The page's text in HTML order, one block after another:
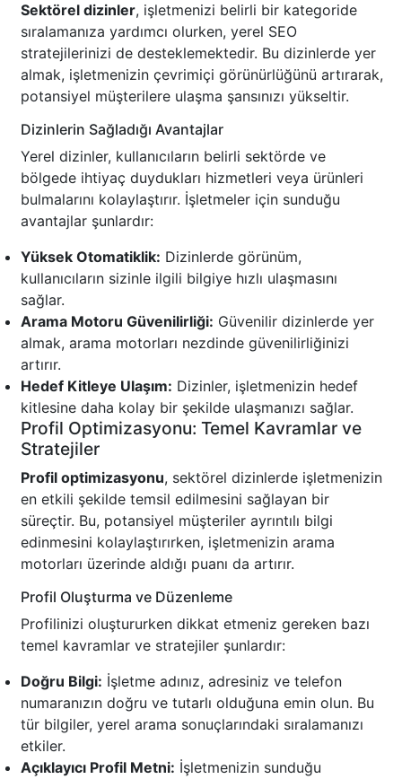
Sektörel dizinler, işletmenizi belirli bir kategoride
sıralamanıza yardımcı olurken, yerel SEO
stratejilerinizi de desteklemektedir. Bu dizinlerde yer
almak, işletmenizin çevrimiçi görünürlüğünü artırarak,
potansiyel müşterilere ulaşma şansınızı yükseltir.
Dizinlerin Sağladığı Avantajlar
Yerel dizinler, kullanıcıların belirli sektörde ve
bölgede ihtiyaç duydukları hizmetleri veya ürünleri
bulmalarını kolaylaştırır. İşletmeler için sunduğu
avantajlar şunlardır:
Yüksek Otomatiklik: Dizinlerde görünüm,
kullanıcıların sizinle ilgili bilgiye hızlı ulaşmasını
sağlar.
Arama Motoru Güvenilirliği: Güvenilir dizinlerde yer
almak, arama motorları nezdinde güvenilirliğinizi
artırır.
Hedef Kitleye Ulaşım: Dizinler, işletmenizin hedef
kitlesine daha kolay bir şekilde ulaşmanızı sağlar.
Profil Optimizasyonu: Temel Kavramlar ve
Stratejiler
Profil optimizasyonu, sektörel dizinlerde işletmenizin
en etkili şekilde temsil edilmesini sağlayan bir
süreçtir. Bu, potansiyel müşteriler ayrıntılı bilgi
edinmesini kolaylaştırırken, işletmenizin arama
motorları üzerinde aldığı puanı da artırır.
Profil Oluşturma ve Düzenleme
Profilinizi oluştururken dikkat etmeniz gereken bazı
temel kavramlar ve stratejiler şunlardır:
Doğru Bilgi: İşletme adınız, adresiniz ve telefon
numaranızın doğru ve tutarlı olduğuna emin olun. Bu
tür bilgiler, yerel arama sonuçlarındaki sıralamanızı
etkiler.
Açıklayıcı Profil Metni: İşletmenizin sunduğu